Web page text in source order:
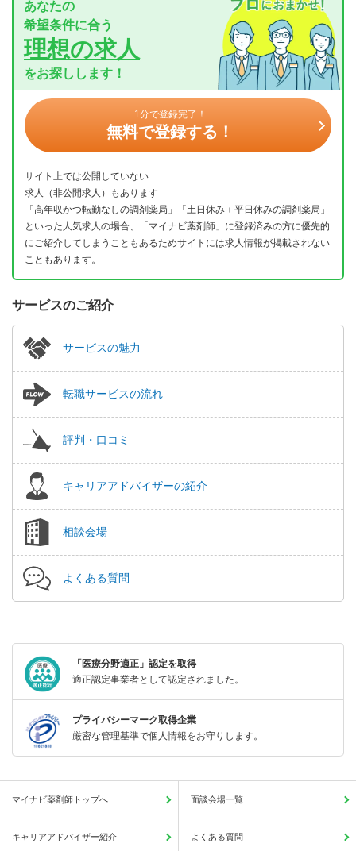
あなたの
希望条件に合う
理想の求人
をお探しします！
1分で登録完了！
無料で登録する！
サイト上では公開していない
求人（非公開求人）もあります
「高年収かつ転勤なしの調剤薬局」「土日休み＋平日休みの調剤薬局」
といった人気求人の場合、「マイナビ薬剤師」に登録済みの方に優先的
にご紹介してしまうこともあるためサイトには求人情報が掲載されない
こともあります。
サービスのご紹介
サービスの魅力
転職サービスの流れ
評判・口コミ
キャリアアドバイザーの紹介
相談会場
よくある質問
「医療分野適正」認定を取得
適正認定事業者として認定されました。
プライバシーマーク取得企業
厳密な管理基準で個人情報をお守りします。
マイナビ薬剤師トップへ 面談会場一覧
キャリアアドバイザー紹介 よくある質問